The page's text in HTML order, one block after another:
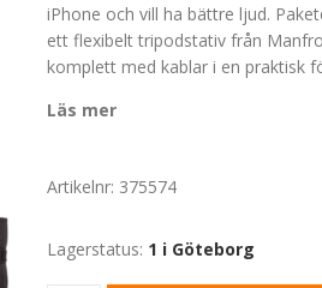
iPhone och vill ha bättre ljud.
ett flexibelt tripodstativ från
komplett med kablar i en praktisk
Läs mer
Artikelnr: 375574
Lagerstatus: 1 i Göteborg